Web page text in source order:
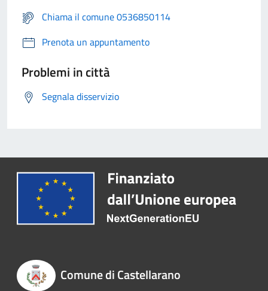
Chiama il comune 0536850114
Prenota un appuntamento
Problemi in città
Segnala disservizio
Comune di Castellarano